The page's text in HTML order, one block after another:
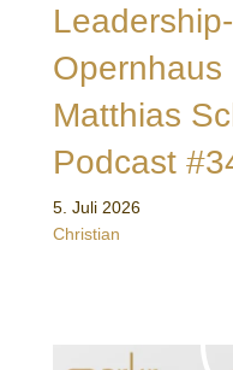
Matthias
Podcast
5. Juli 2026
Christian